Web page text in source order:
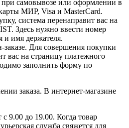
при самовывозе или оформлении в
МИР, Visa и MasterCard.
система перенаправит вас на
Здесь нужно ввести номер
и имя держателя.
Для совершения покупки
вас на страницу платежного
заполнить форму по
заказа. В интернет-магазине
с 9.00 до 19.00. Когда товар
служба свяжется для